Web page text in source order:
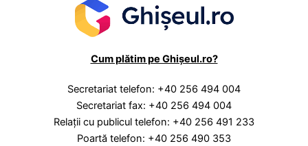
Cum plătim pe Ghișeul.ro?
Secretariat telefon: +40 256 494 004
Secretariat fax: +40 256 494 004
Relaţii cu publicul telefon: +40 256 491 233
Poartă telefon: +40 256 490 353